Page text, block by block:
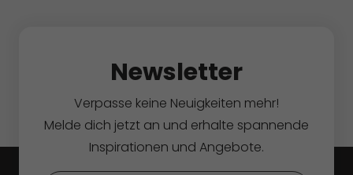
Newsletter
Verpasse keine Neuigkeiten mehr!
Melde dich jetzt an und erhalte spannende
Inspirationen und Angebote.